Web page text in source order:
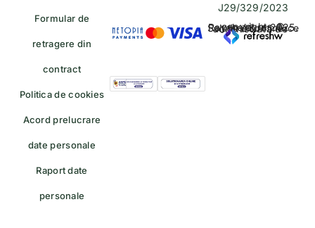
Formular de
retragere din
contract
Politica de cookies
Acord prelucrare
date personale
Raport date
personale
J29/329/2023
copyrights © Rayahalal.ro 2025. Soluție eCommerce administrată de